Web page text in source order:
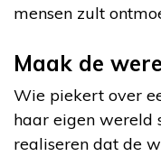
mensen zult
Maak de
Wie piekert over
haar eigen wereld
realiseren dat de